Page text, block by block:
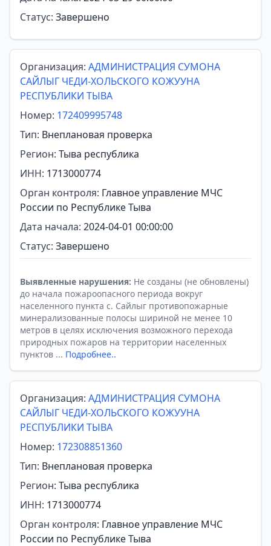
Статус: Завершено
Организация: АДМИНИСТРАЦИЯ СУМОНА
САЙЛЫГ ЧЕДИ-ХОЛЬСКОГО КОЖУУНА
РЕСПУБЛИКИ ТЫВА
Номер: 172409995748
Тип: Внеплановая проверка
Регион: Тыва республика
ИНН: 1713000774
Орган контроля: Главное управление МЧС
России по Республике Тыва
Дата начала: 2024-04-01 00:00:00
Статус: Завершено
Выявленные нарушения: Не созданы (не обновлены)
до начала пожароопасного периода вокруг
населенного пункта с. Сайлыг противопожарные
минерализованные полосы шириной не менее 10
метров в целях исключения возможного перехода
природных пожаров на территории населенных
пунктов ... Подробнее..
Организация: АДМИНИСТРАЦИЯ СУМОНА
САЙЛЫГ ЧЕДИ-ХОЛЬСКОГО КОЖУУНА
РЕСПУБЛИКИ ТЫВА
Номер: 172308851360
Тип: Внеплановая проверка
Регион: Тыва республика
ИНН: 1713000774
Орган контроля: Главное управление МЧС
России по Республике Тыва